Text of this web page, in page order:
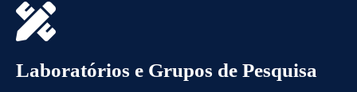
Laboratórios e Grupos de Pesquisa